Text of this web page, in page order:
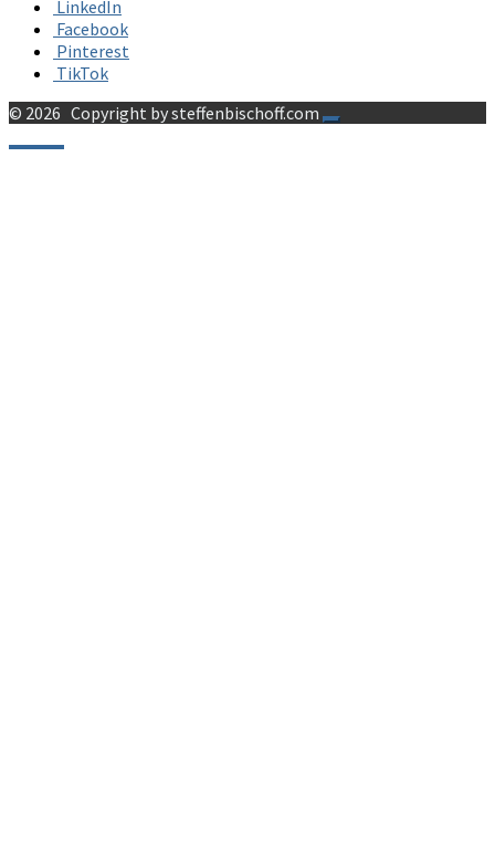
LinkedIn
Facebook
Pinterest
TikTok
© 2026 Copyright by steffenbischoff.com